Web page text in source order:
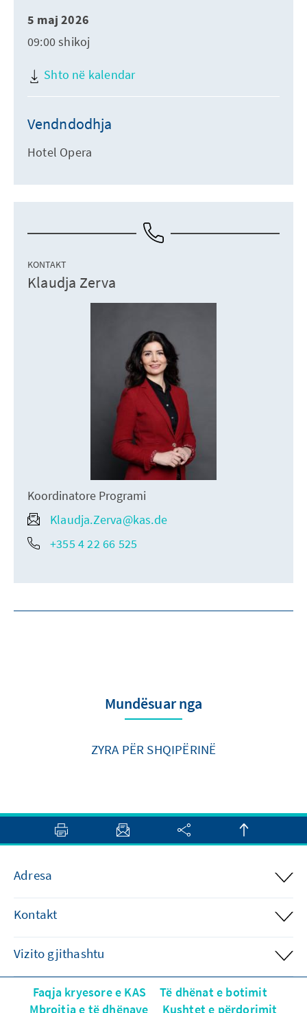
5 maj 2026
09:00 shikoj
Shto në kalendar
Vendndodhja
Hotel Opera
KONTAKT
Klaudja Zerva
Koordinatore Programi
Klaudja.Zerva@kas.de
+355 4 22 66 525
Mundësuar nga
ZYRA PËR SHQIPËRINË
Adresa
Kontakt
Vizito gjithashtu
Faqja kryesore e KAS
Të dhënat e botimit
Mbrojtja e të dhënave
Kushtet e përdorimit